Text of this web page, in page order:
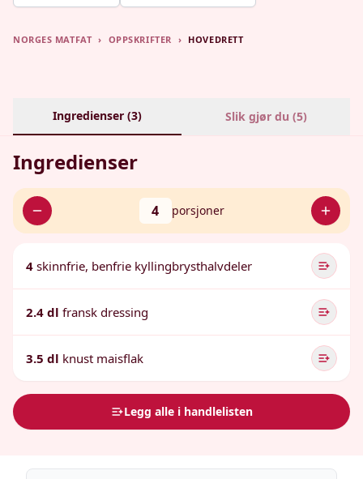
NORGES MATFAT › OPPSKRIFTER › HOVEDRETT
Ingredienser (3) Slik gjør du (5)
Ingredienser
4 porsjoner
4 skinnfrie, benfrie kyllingbrysthalvdeler
2.4 dl fransk dressing
3.5 dl knust maisflak
Legg alle i handlelisten